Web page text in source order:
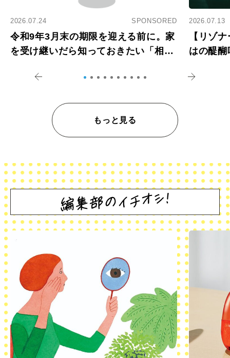
2026.07.24 SPONSORED
令和9年3月末の期限を迎える前に。家
を受け継いだら知っておきたい「相続
2026.07.13
【リゾ
はの醍
もっと見る